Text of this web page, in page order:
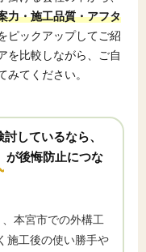
力・施工品質・アフタ
ピックアップしてご紹
を比較しながら、ご自
てください。
しているなら、
が後悔防止につな
本宮市での外構工
施工後の使い勝手や